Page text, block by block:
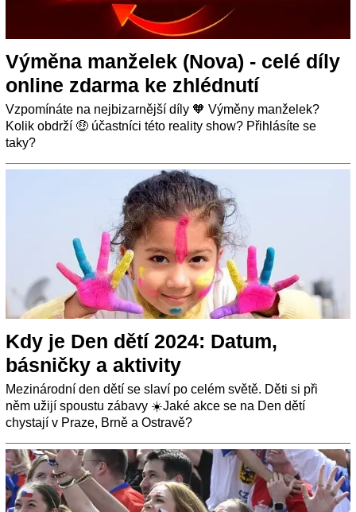
Výměna manželek (Nova) - celé díly
online zdarma ke zhlédnutí
Vzpomínáte na nejbizarnější díly 🧡 Výměny manželek?
Kolik obdrží 🤑 účastníci této reality show? Přihlásíte se
taky?
Kdy je Den dětí 2024: Datum,
básničky a aktivity
Mezinárodní den dětí se slaví po celém světě. Děti si při
něm užijí spoustu zábavy ☀️Jaké akce se na Den dětí
chystají v Praze, Brně a Ostravě?